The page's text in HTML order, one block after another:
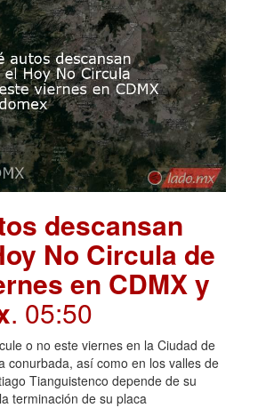
descansan
No Circula de
en CDMX y
. 05:50
o no este viernes en la Ciudad de
conurbada, así como en los valles de
Tianguistenco depende de su
terminación de su placa